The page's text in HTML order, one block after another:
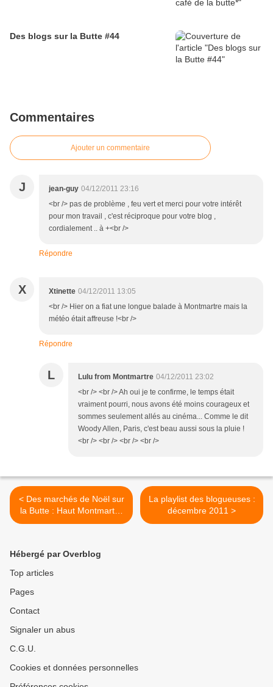
Des blogs sur la Butte #44
Commentaires
Ajouter un commentaire
J jean-guy 04/12/2011 23:16
<br /> pas de problème , feu vert et merci pour votre intérêt
pour mon travail , c'est réciproque pour votre blog ,
cordialement .. à +<br />
Répondre
X Xtinette 04/12/2011 13:05
<br /> Hier on a fiat une longue balade à Montmartre mais la
météo était affreuse !<br />
Répondre
L Lulu from Montmartre 04/12/2011 23:02
<br /> <br /> Ah oui je te confirme, le temps était
vraiment pourri, nous avons été moins courageux et
sommes seulement allés au cinéma... Comme le dit
Woody Allen, Paris, c'est beau aussi sous la pluie !
<br /> <br /> <br /> <br />
< Des marchés de Noël sur
la Butte : Haut Montmartre
et Lepic-Abbesses
La playlist des blogueuses :
décembre 2011 >
Hébergé par Overblog
Top articles
Pages
Contact
Signaler un abus
C.G.U.
Cookies et données personnelles